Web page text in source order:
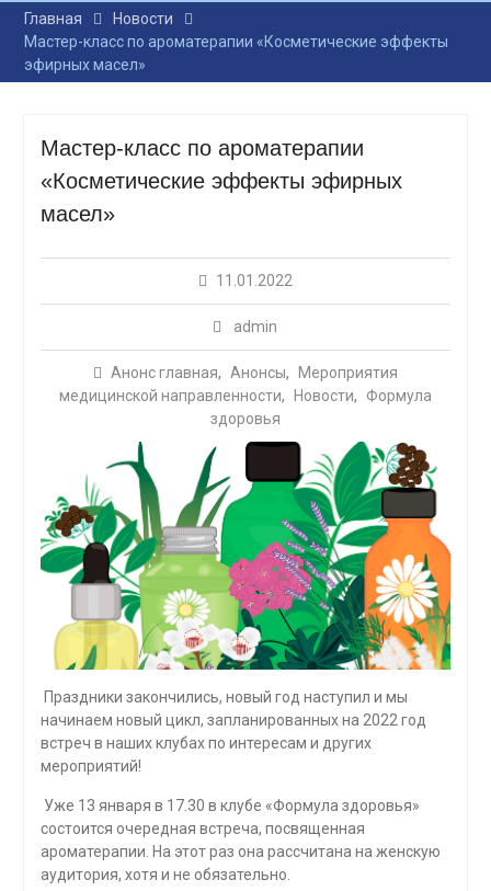
Главная
Новости
Мастер-класс по ароматерапии «Косметические эффекты
эфирных масел»
Мастер-класс по ароматерапии
«Косметические эффекты эфирных
масел»
11.01.2022
admin
Анонс главная, Анонсы,
Мероприятия
медицинской направленности, Новости,
Формула
здоровья
Праздники закончились, новый год наступил и мы
начинаем новый цикл, запланированных на 2022 год
встреч в наших клубах по интересам и других
мероприятий!
Уже 13 января в 17.30 в клубе «Формула здоровья»
состоится очередная встреча, посвященная
ароматерапии. На этот раз она рассчитана на женскую
аудитория, хотя и не обязательно.